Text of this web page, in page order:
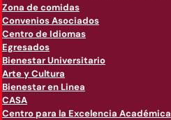
Zona de comidas
Convenios Asociados
Centro de Idiomas
Egresados
Bienestar Universitario
Arte y Cultura
Bienestar en Linea
CASA
Centro para la Excelencia Académica